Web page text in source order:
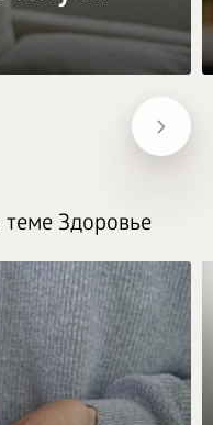
Здоровье